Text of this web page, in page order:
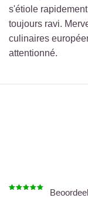
s'étiole
toujours ravi.
culinaires
attentionné.